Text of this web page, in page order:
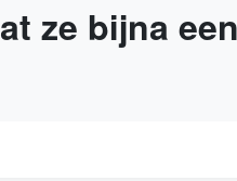
ze bijna